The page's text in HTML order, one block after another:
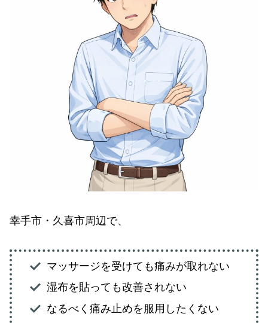
幸手市・久喜市周辺で、
マッサージを受けても痛みが取れない
湿布を貼っても改善されない
なるべく痛み止めを服用したくない